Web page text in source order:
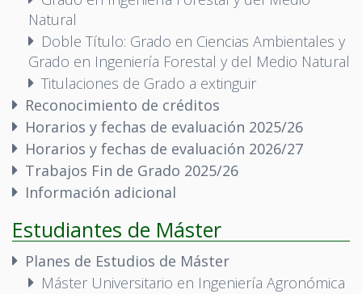
Natural
Doble Título: Grado en Ciencias Ambientales y
Grado en Ingeniería Forestal y del Medio Natural
Titulaciones de Grado a extinguir
Reconocimiento de créditos
Horarios y fechas de evaluación 2025/26
Horarios y fechas de evaluación 2026/27
Trabajos Fin de Grado 2025/26
Información adicional
Estudiantes de Máster
Planes de Estudios de Máster
Máster Universitario en Ingeniería Agronómica